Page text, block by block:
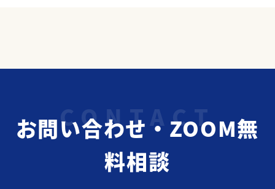
お問い合わせ・ZOOM無
料相談